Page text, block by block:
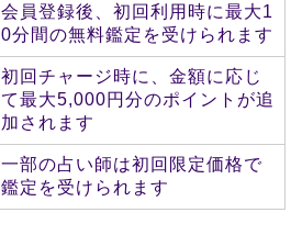
会員登録後、初回利用時に最大1
0分間の無料鑑定を受けられます
初回チャージ時に、金額に応じ
て最大5,000円分のポイントが追
加されます
一部の占い師は初回限定価格で
鑑定を受けられます